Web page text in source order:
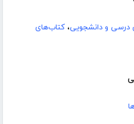
درسی و دانشجویی، کتاب‌های